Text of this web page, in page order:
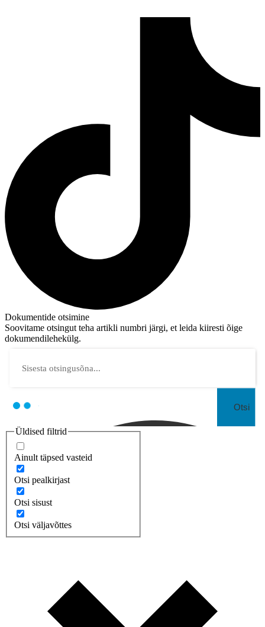
Dokumentide otsimine
Soovitame otsingut teha artikli numbri järgi, et leida kiiresti õige
dokumendilehekülg.
Otsi
Üldised filtrid
Ainult täpsed vasteid
Otsi pealkirjast
Otsi sisust
Otsi väljavõttes